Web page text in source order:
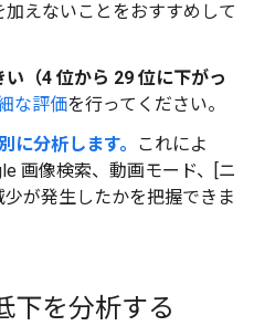
加えないことをおすすめして
（4 位から 29 位に下がっ
な評価を行ってください。
に分析します。
これによ
画像検索、動画モード、[ニ
が発生したかを把握できま
下を分析する